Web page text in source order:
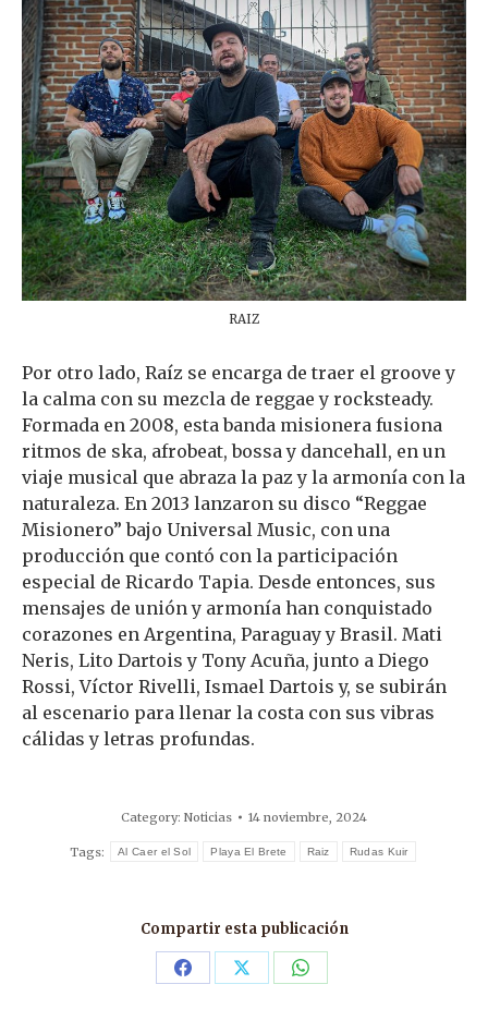
RAIZ
Por otro lado, Raíz se encarga de traer el groove y
la calma con su mezcla de reggae y rocksteady.
Formada en 2008, esta banda misionera fusiona
ritmos de ska, afrobeat, bossa y dancehall, en un
viaje musical que abraza la paz y la armonía con la
naturaleza. En 2013 lanzaron su disco “Reggae
Misionero” bajo Universal Music, con una
producción que contó con la participación
especial de Ricardo Tapia. Desde entonces, sus
mensajes de unión y armonía han conquistado
corazones en Argentina, Paraguay y Brasil. Mati
Neris, Lito Dartois y Tony Acuña, junto a Diego
Rossi, Víctor Rivelli, Ismael Dartois y, se subirán
al escenario para llenar la costa con sus vibras
cálidas y letras profundas.
Category: Noticias 14 noviembre, 2024
Tags: Al Caer el Sol Playa El Brete Raiz Rudas Kuir
Compartir esta publicación
Share Share Share